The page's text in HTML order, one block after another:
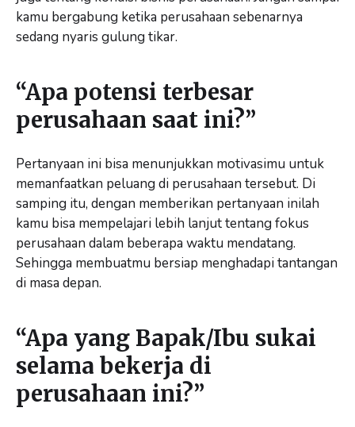
kamu bergabung ketika perusahaan sebenarnya
sedang nyaris gulung tikar.
“Apa potensi terbesar
perusahaan saat ini?”
Pertanyaan ini bisa menunjukkan motivasimu untuk
memanfaatkan peluang di perusahaan tersebut. Di
samping itu, dengan memberikan pertanyaan inilah
kamu bisa mempelajari lebih lanjut tentang fokus
perusahaan dalam beberapa waktu mendatang.
Sehingga membuatmu bersiap menghadapi tantangan
di masa depan.
“Apa yang Bapak/Ibu sukai
selama bekerja di
perusahaan ini?”